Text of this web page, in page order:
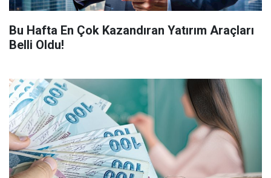
Bu Hafta En Çok Kazandıran Yatırım Araçları
Belli Oldu!